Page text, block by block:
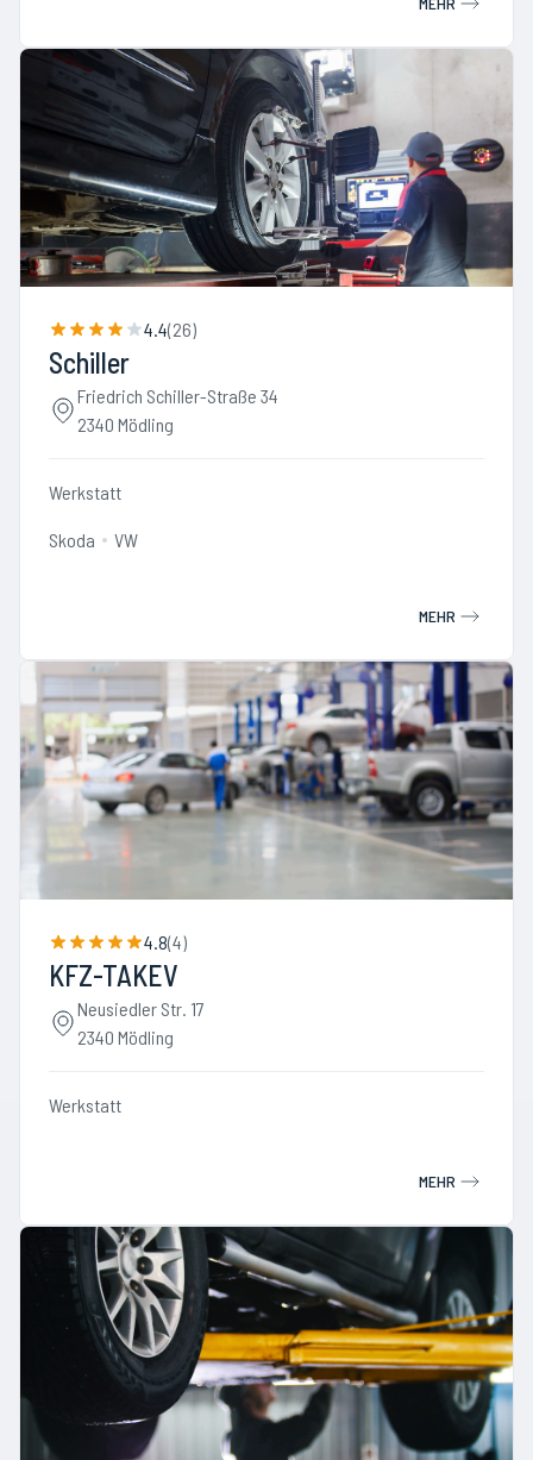
4.4(26)
Schiller
Friedrich Schiller-Straße 34
2340 Mödling
Werkstatt
Skoda VW
MEHR
4.8(4)
KFZ-TAKEV
Neusiedler Str. 17
2340 Mödling
Werkstatt
MEHR